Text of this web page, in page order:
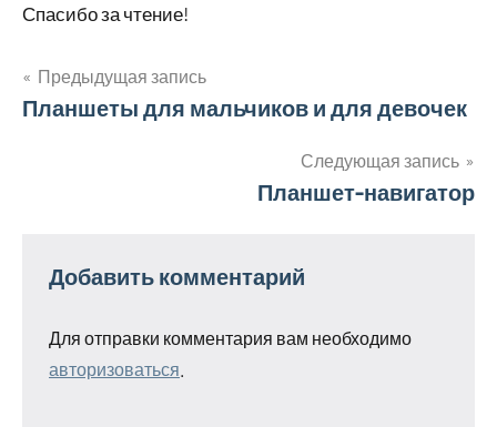
Спасибо за чтение!
Навигация
Предыдущая запись
Планшеты для мальчиков и для девочек
Следующая запись
Планшет-навигатор
Добавить комментарий
Для отправки комментария вам необходимо
авторизоваться